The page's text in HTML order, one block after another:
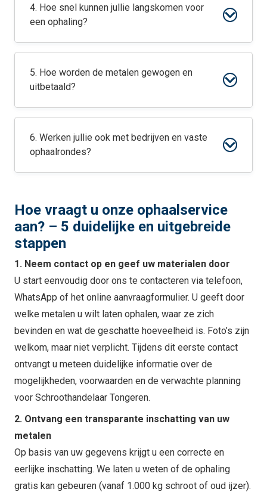
4. Hoe snel kunnen jullie langskomen voor
een ophaling?
5. Hoe worden de metalen gewogen en
uitbetaald?
6. Werken jullie ook met bedrijven en vaste
ophaalrondes?
Hoe vraagt u onze ophaalservice
aan? – 5 duidelijke en uitgebreide
stappen
1. Neem contact op en geef uw materialen door
U start eenvoudig door ons te contacteren via telefoon,
WhatsApp of het online aanvraagformulier. U geeft door
welke metalen u wilt laten ophalen, waar ze zich
bevinden en wat de geschatte hoeveelheid is. Foto’s zijn
welkom, maar niet verplicht. Tijdens dit eerste contact
ontvangt u meteen duidelijke informatie over de
mogelijkheden, voorwaarden en de verwachte planning
voor Schroothandelaar Tongeren.
2. Ontvang een transparante inschatting van uw
metalen
Op basis van uw gegevens krijgt u een correcte en
eerlijke inschatting. We laten u weten of de ophaling
gratis kan gebeuren (vanaf 1.000 kg schroot of oud ijzer).